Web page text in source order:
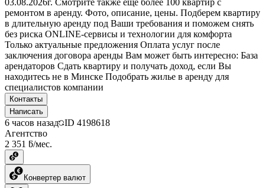
ремонтом в аренду. Фото, описание, цены. Подберем квартиру
в длительную аренду под Ваши требования и поможем снять
без риска ONLINE-сервисы и технологии для комфорта
Только актуальные предложения Оплата услуг после
заключения договора аренды Вам может быть интересно: База
арендаторов Сдать квартиру и получать доход, если Вы
находитесь не в Минске Подобрать жилье в аренду для
специалистов компании
Контакты
Написать
6 часов назад ID 4198618
Агентство
2 351 ƃ/мес.
Конвертер валют